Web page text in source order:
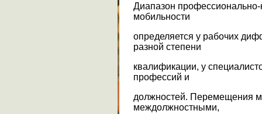
Диапазон
мобильности
определяется у рабочих
разной степени
квалификации, у
профессий и
должностей. Перемещения
междолжностными,